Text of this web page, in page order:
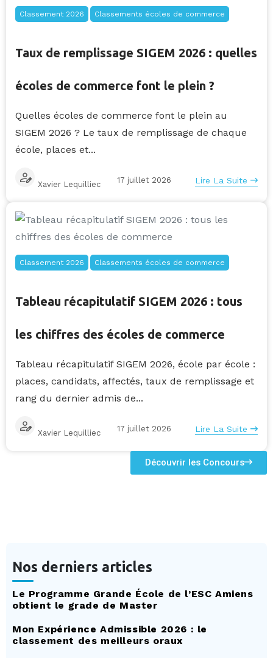
Classement 2026 Classements écoles de commerce
Taux de remplissage SIGEM 2026 : quelles
écoles de commerce font le plein ?
Quelles écoles de commerce font le plein au
SIGEM 2026 ? Le taux de remplissage de chaque
école, places et...
Xavier Lequilliec 17 juillet 2026 Lire La Suite
Classement 2026 Classements écoles de commerce
Tableau récapitulatif SIGEM 2026 : tous
les chiffres des écoles de commerce
Tableau récapitulatif SIGEM 2026, école par école :
places, candidats, affectés, taux de remplissage et
rang du dernier admis de...
Xavier Lequilliec 17 juillet 2026 Lire La Suite
Découvrir les Concours
Nos derniers articles
Le Programme Grande École de l’ESC Amiens
obtient le grade de Master
Mon Expérience Admissible 2026 : le
classement des meilleurs oraux